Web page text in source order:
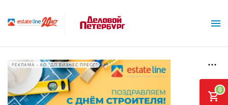
РЕКЛАМА • АО "ДП БИЗНЕС ПРЕСС"
0